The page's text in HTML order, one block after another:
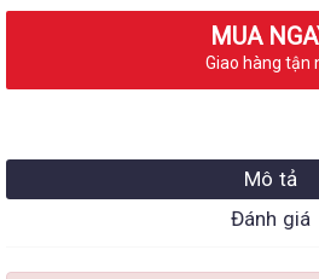
MUA
Giao hàng tận
Mô tả
Đánh giá